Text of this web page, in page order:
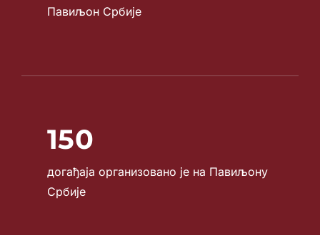
Павиљон Србије
150
догађаја организовано је на Павиљону
Србије